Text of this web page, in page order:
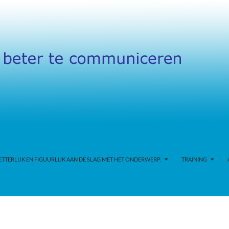
EN FIGUURLIJK AAN DE SLAG MET HET ONDERWERP. TRAINING